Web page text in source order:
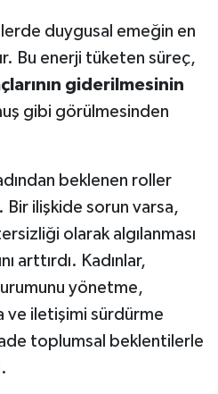
duygusal emeğin en
Bu enerji tüketen süreç,
giderilmesinin
gibi görülmesinden
beklenen roller
ilişkide sorun varsa,
olarak algılanması
arttırdı. Kadınlar,
yönetme,
ve iletişimi sürdürme
toplumsal beklentilerle